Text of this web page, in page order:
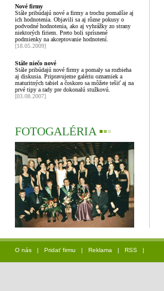
Nové firmy
Stále pribúdajú nové a firmy a trochu pomalšie aj
ich hodnotenia. Objavili sa aj rôzne pokusy o
podvodné hodnotenia, ako aj vyhrážky zo strany
niektorých firiem. Preto boli sprísnené
podmienky na akceptovanie hodnotení.
[18.05.2009]
Stále niečo nové
Stále pribúdajú nové firmy a pomaly sa rozbieha
aj diskusia. Pripravujeme galériu oznamiek a
maturitných tabiel a čoskoro sa môžete tešiť aj na
prvé tipy a rady pre dokonalú stužkovú.
[03.08.2007]
FOTOGALÉRIA ▪▪▪
O nás | Pridať firmu | Reklama | RSS |